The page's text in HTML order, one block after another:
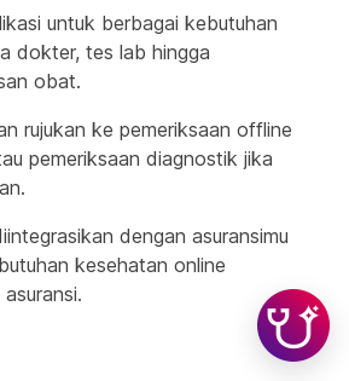
untuk berbagai kebutuhan
dokter, tes lab hingga
obat.
rujukan ke pemeriksaan offline
pemeriksaan diagnostik jika
dengan asuransimu
kesehatan online